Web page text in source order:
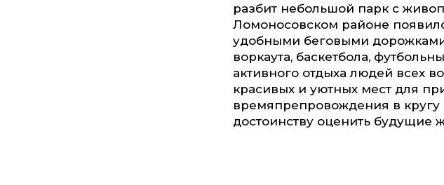
разбит небольшой парк с
Ломоносовском районе
удобными беговыми
воркаута, баскетбола,
активного отдыха людей всех
красивых и уютных мест для
времяпрепровождения в кругу
достоинству оценить будущие